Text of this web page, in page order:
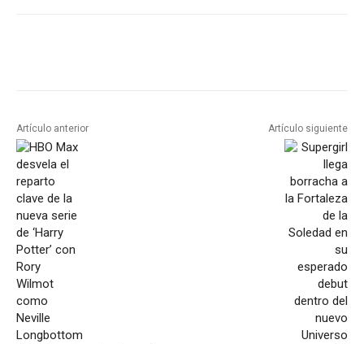
Artículo anterior Artículo siguiente